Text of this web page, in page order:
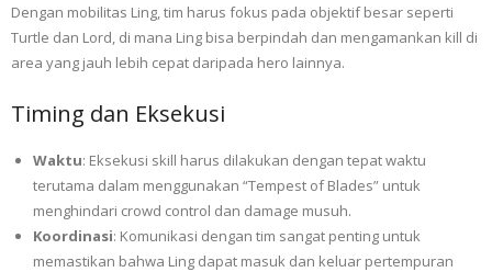
Dengan mobilitas Ling, tim harus fokus pada objektif besar seperti
Turtle dan Lord, di mana Ling bisa berpindah dan mengamankan kill di
area yang jauh lebih cepat daripada hero lainnya.
Timing dan Eksekusi
Waktu: Eksekusi skill harus dilakukan dengan tepat waktu
terutama dalam menggunakan “Tempest of Blades” untuk
menghindari crowd control dan damage musuh.
Koordinasi: Komunikasi dengan tim sangat penting untuk
memastikan bahwa Ling dapat masuk dan keluar pertempuran